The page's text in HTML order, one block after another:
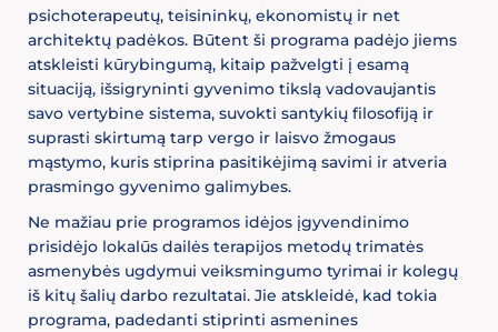
psichoterapeutų, teisininkų, ekonomistų ir net
architektų padėkos. Būtent ši programa padėjo jiems
atskleisti kūrybingumą, kitaip pažvelgti į esamą
situaciją, išsigryninti gyvenimo tikslą vadovaujantis
savo vertybine sistema, suvokti santykių filosofiją ir
suprasti skirtumą tarp vergo ir laisvo žmogaus
mąstymo, kuris stiprina pasitikėjimą savimi ir atveria
prasmingo gyvenimo galimybes.
Ne mažiau prie programos idėjos įgyvendinimo
prisidėjo lokalūs dailės terapijos metodų trimatės
asmenybės ugdymui veiksmingumo tyrimai ir kolegų
iš kitų šalių darbo rezultatai. Jie atskleidė, kad tokia
programa, padedanti stiprinti asmenines